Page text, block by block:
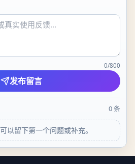
0/800
发布留言
0条
以留下第一个问题或补充。